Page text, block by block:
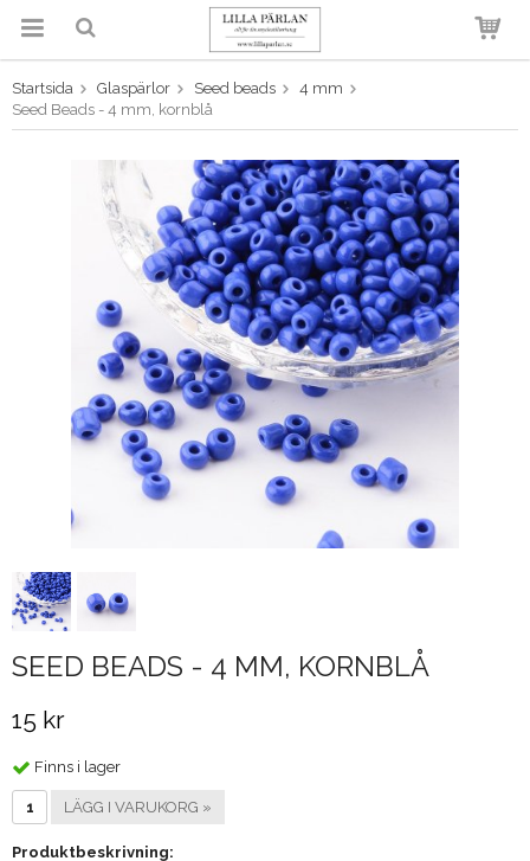
Produkten har blivit tillagd i
Startsida Glaspärlor Seed beads
4 mm
Seed Beads - 4 mm, kornblå
SEED BEADS - 4 MM, KORNBLÅ
15 kr
Finns i lager
LÄGG I VARUKORG »
Produktbeskrivning: